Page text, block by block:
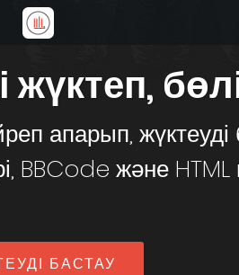
жүктеп,
апарып,
BBCode және
БАСТАУ